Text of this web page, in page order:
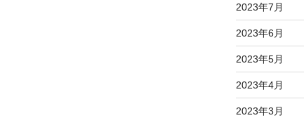
2023年7月
2023年6月
2023年5月
2023年4月
2023年3月